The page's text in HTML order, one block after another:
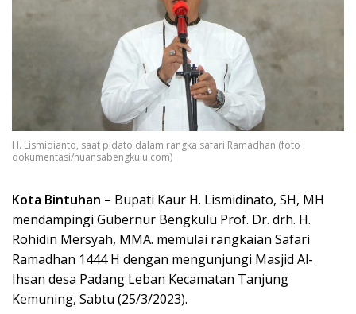
H. Lismidianto, saat pidato dalam rangka safari Ramadhan (foto :
dokumentasi/nuansabengkulu.com)
Kota Bintuhan – Bupati Kaur H. Lismidinato, SH, MH
mendampingi Gubernur Bengkulu Prof. Dr. drh. H.
Rohidin Mersyah, MMA. memulai rangkaian Safari
Ramadhan 1444 H dengan mengunjungi Masjid Al-
Ihsan desa Padang Leban Kecamatan Tanjung
Kemuning, Sabtu (25/3/2023).